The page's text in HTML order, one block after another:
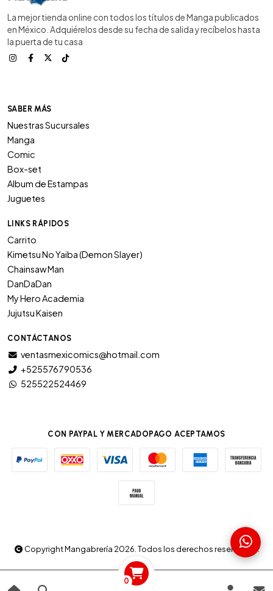
0
La mejor tienda online con todos los títulos de Manga publicados
en México. Adquiérelos desde su fecha de salida y recíbelos hasta
la puerta de tu casa
SABER MÁS
Nuestras Sucursales
Manga
Comic
Box-set
Album de Estampas
Juguetes
LINKS RÁPIDOS
Carrito
Kimetsu No Yaiba (Demon Slayer)
Chainsaw Man
DanDaDan
My Hero Academia
Jujutsu Kaisen
CONTÁCTANOS
ventasmexicomics@hotmail.com
+525576790536
525522524469
CON PAYPAL Y MERCADOPAGO ACEPTAMOS
Copyright Mangabrería 2026. Todos los derechos reservados.